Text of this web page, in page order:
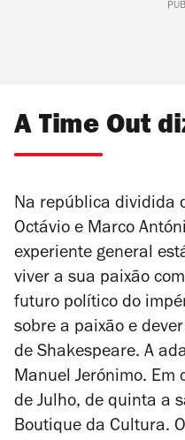
A Time Out
Na república dividida
Octávio e Marco
experiente general
viver a sua paixão
futuro político do
sobre a paixão e
de Shakespeare. A
Manuel Jerónimo. Em
de Julho, de quinta a
Boutique da Cultura.